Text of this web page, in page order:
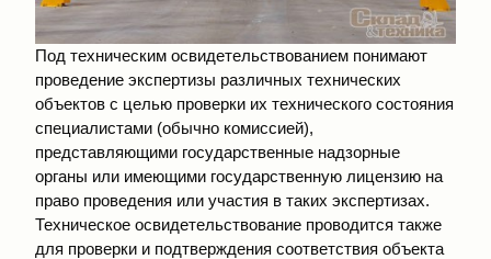
Под техническим освидетельствованием понимают
проведение экспертизы различных технических
объектов с целью проверки их технического состояния
специалистами (обычно комиссией),
представляющими государственные надзорные
органы или имеющими государственную лицензию на
право проведения или участия в таких экспертизах.
Техническое освидетельствование проводится также
для проверки и подтверждения соответствия объекта